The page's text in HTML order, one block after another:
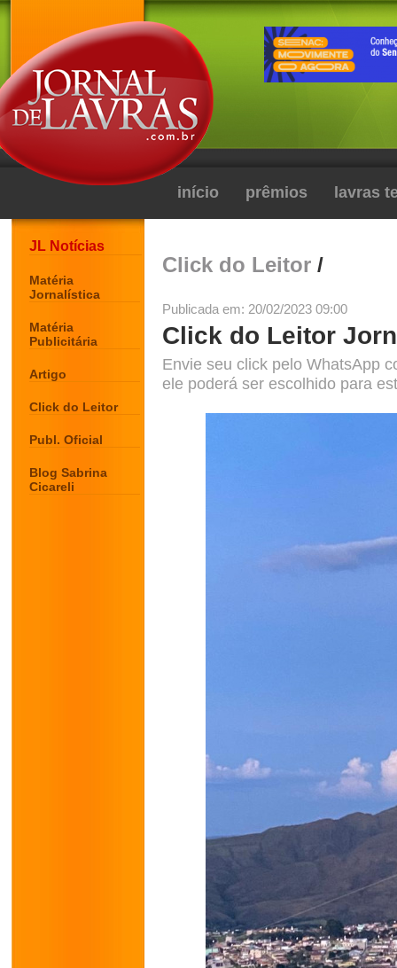
início prêmios lavras
JL Notícias
Matéria
Jornalística
Matéria
Publicitária
Artigo
Click do Leitor
Publ. Oficial
Blog Sabrina
Cicareli
Click do Leitor /
Publicada em: 20/02/2023 09:00
Click do Leitor
Envie seu click pelo WhatsApp
ele poderá ser escolhido para